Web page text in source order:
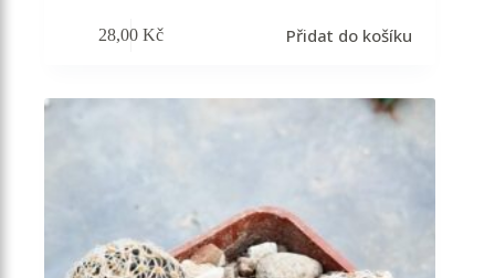
28,00Kč Přidat do košíku